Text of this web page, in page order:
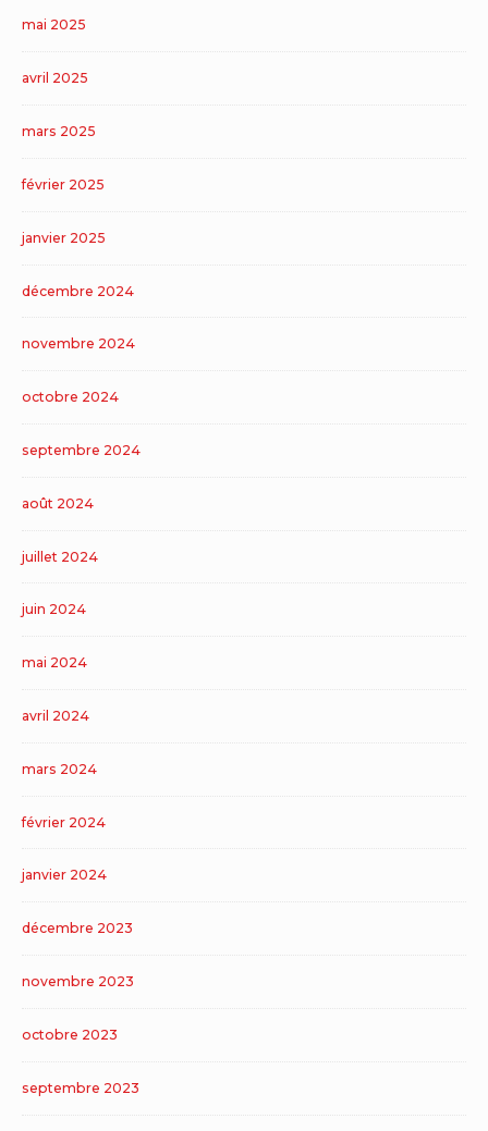
mai 2025
avril 2025
mars 2025
février 2025
janvier 2025
décembre 2024
novembre 2024
octobre 2024
septembre 2024
août 2024
juillet 2024
juin 2024
mai 2024
avril 2024
mars 2024
février 2024
janvier 2024
décembre 2023
novembre 2023
octobre 2023
septembre 2023